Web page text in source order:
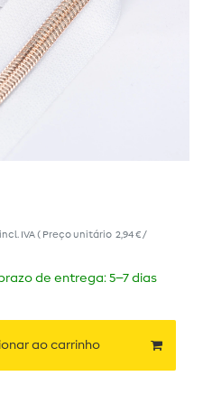
incl. IVA( Preço unitário 2,94 € /
de entrega: 5–7 dias
ao carrinho